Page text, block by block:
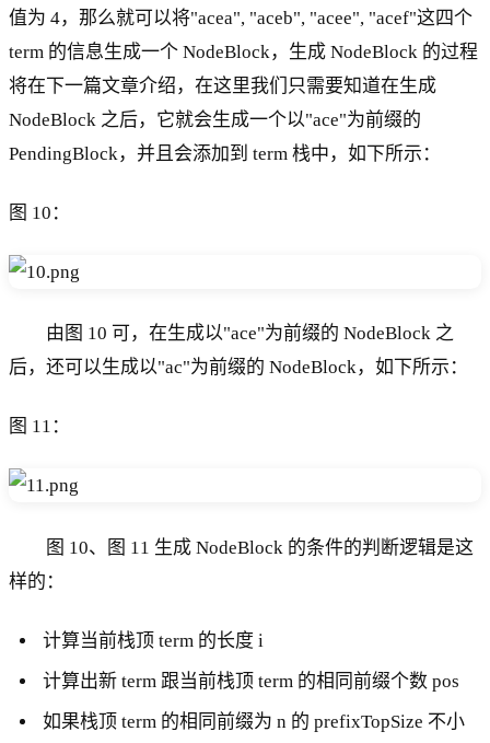
值为 4，那么就可以将"acea", "aceb", "acee", "acef"这四个
term 的信息生成一个 NodeBlock，生成 NodeBlock 的过程
将在下一篇文章介绍，在这里我们只需要知道在生成
NodeBlock 之后，它就会生成一个以"ace"为前缀的
PendingBlock，并且会添加到 term 栈中，如下所示：
图 10：
由图 10 可，在生成以"ace"为前缀的 NodeBlock 之
后，还可以生成以"ac"为前缀的 NodeBlock，如下所示：
图 11：
图 10、图 11 生成 NodeBlock 的条件的判断逻辑是这
样的：
计算当前栈顶 term 的长度 i
计算出新 term 跟当前栈顶 term 的相同前缀个数 pos
如果栈顶 term 的相同前缀为 n 的 prefixTopSize 不小